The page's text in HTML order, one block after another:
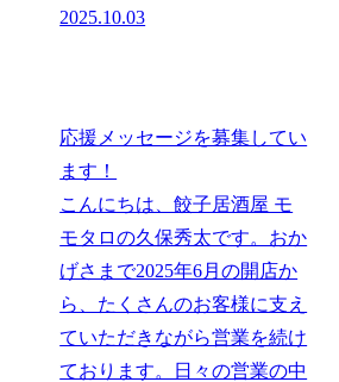
2025.10.03
応援メッセージを募集してい
ます！
こんにちは、餃子居酒屋 モ
モタロの久保秀太です。おか
げさまで2025年6月の開店か
ら、たくさんのお客様に支え
ていただきながら営業を続け
ております。日々の営業の中